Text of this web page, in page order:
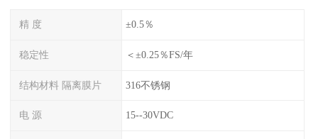
精 度 ±0.5％
稳定性 ＜±0.25％FS/年
结构材料 隔离膜片 316不锈钢
电 源 15--30VDC